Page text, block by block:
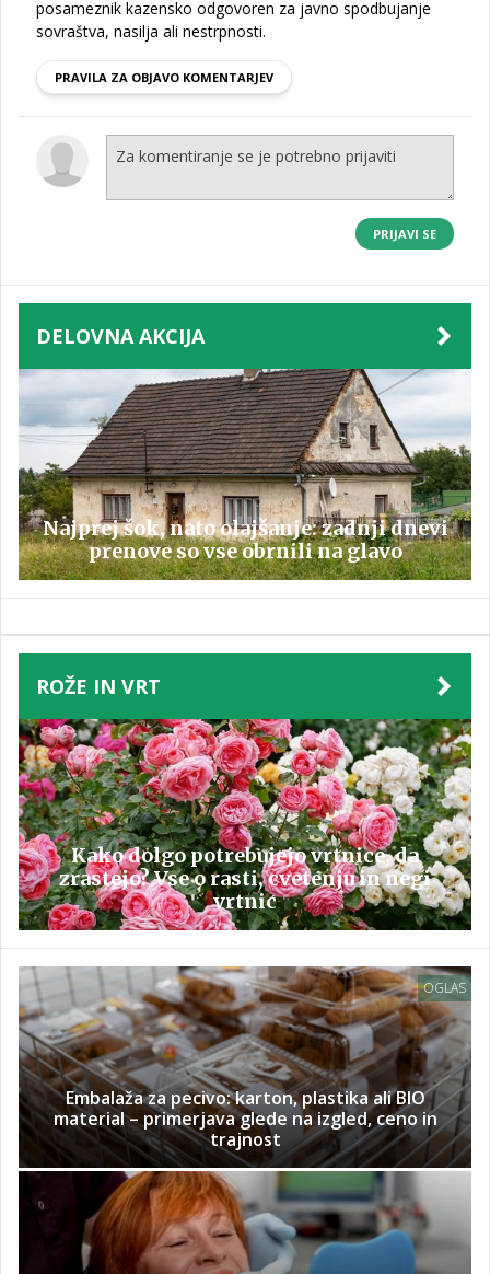
posameznik kazensko odgovoren za javno spodbujanje
sovraštva, nasilja ali nestrpnosti.
PRAVILA ZA OBJAVO KOMENTARJEV
PRIJAVI SE
DELOVNA AKCIJA
Najprej šok, nato olajšanje: zadnji dnevi
prenove so vse obrnili na glavo
ROŽE IN VRT
Kako dolgo potrebujejo vrtnice, da
zrastejo? Vse o rasti, cvetenju in negi
vrtnic
OGLAS
Embalaža za pecivo: karton, plastika ali BIO
material – primerjava glede na izgled, ceno in
trajnost